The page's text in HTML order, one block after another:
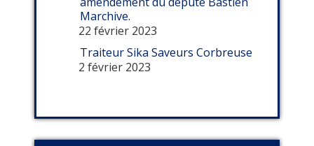
Marchive.
22 février 2023
Traiteur Sika Saveurs Corbreuse
2 février 2023